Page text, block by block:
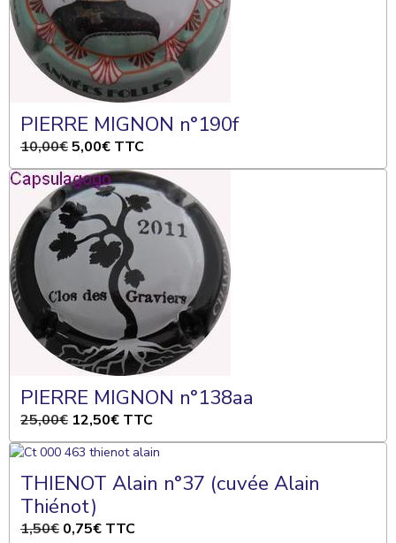
PIERRE MIGNON n°190f
10,00€5,00€ TTC
PIERRE MIGNON n°138aa
25,00€ 12,50€ TTC
THIENOT Alain n°37 (cuvée Alain
Thiénot)
1,50€ 0,75€ TTC